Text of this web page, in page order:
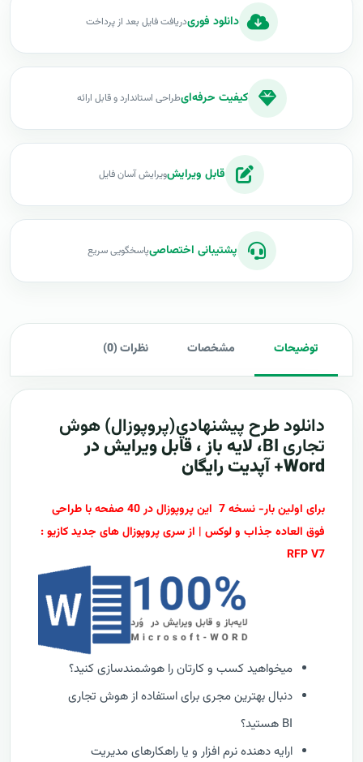
دانلود فوریدریافت فایل بعد از پرداخت
کیفیت حرفه‌ایطراحی استاندارد و قابل ارائه
قابل ویرایشویرایش آسان فایل
پشتیبانی اختصاصیپاسخگویی سریع
توضیحات مشخصات نظرات (0)
دانلود طرح پيشنهادي(پروپوزال) هوش
تجاری BI، لایه باز ، قابل ویرایش در
Word+ آپدیت رایگان
برای اولین بار- نسخه 7 این پروپوزال در 40 صفحه با طراحی
فوق العاده جذاب و لوکس | از سری پروپوزال های جدید کازیو :
RFP V7
میخواهید کسب و کارتان را هوشمندسازی کنید؟
دنبال بهترین مجری برای استفاده از هوش تجاری
BI هستید؟
ارایه دهنده نرم افزار و یا راهکارهای مدیریت